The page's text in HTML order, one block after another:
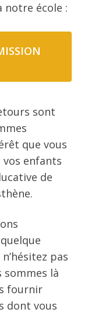
notre école :
sont
que vous
vos enfants
de
pas
sommes là
fournir
dont vous